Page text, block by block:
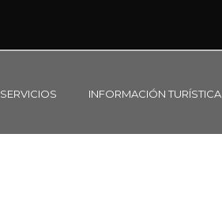
SERVICIOS INFORMACIÓN TURÍSTICA